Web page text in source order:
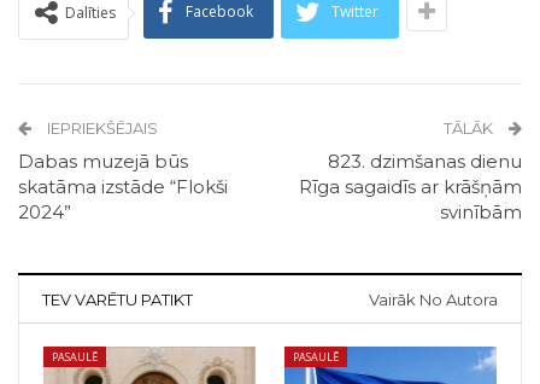
Dalīties Facebook Twitter
IEPRIEKŠĒJAIS
Dabas muzejā būs
skatāma izstāde “Flokši
2024”
TĀLĀK
823. dzimšanas dienu
Rīga sagaidīs ar krāšņām
svinībām
TEV VARĒTU PATIKT Vairāk No Autora
PASAULĒ PASAULĒ